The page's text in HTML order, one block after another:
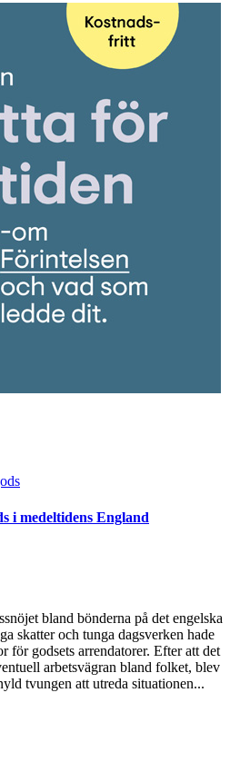
i medeltidens England
bland bönderna på det engelska
skatter och tunga dagsverken hade
för godsets arrendatorer. Efter att det
arbetsvägran bland folket, blev
tvungen att utreda situationen...